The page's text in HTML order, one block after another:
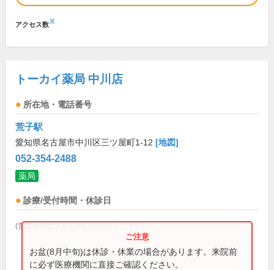
アクセス数※
トーカイ薬局 中川店
所在地・電話番号
荒子駅
愛知県名古屋市中川区三ツ屋町1-12 [地図]
052-354-2488
薬局
診療/受付時間・休診日
(営業時間は直接お問い合わせください)
お盆(8月中旬)は休診・休業の場合があります。来院前
に必ず医療機関に直接ご確認ください。